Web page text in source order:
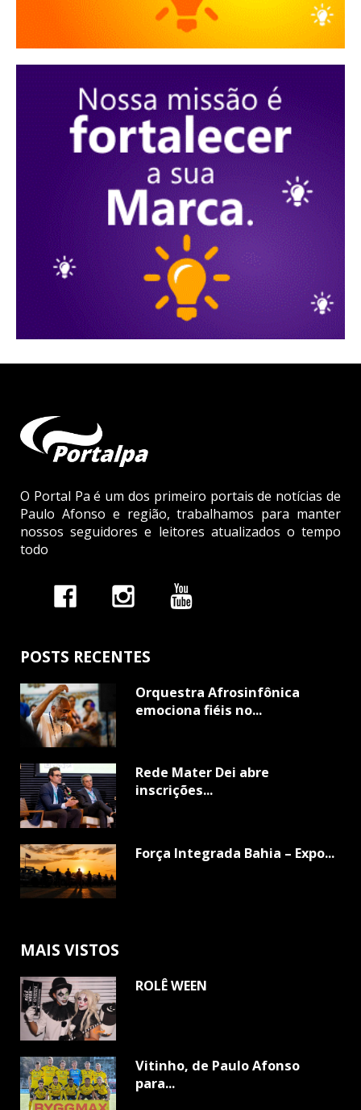
O Portal Pa é um dos primeiro portais de notícias de
Paulo Afonso e região, trabalhamos para manter
nossos seguidores e leitores atualizados o tempo
todo
POSTS RECENTES
Orquestra Afrosinfônica
emociona fiéis no...
Rede Mater Dei abre
inscrições...
Força Integrada Bahia – Expo...
MAIS VISTOS
ROLÊ WEEN
Vitinho, de Paulo Afonso
para...